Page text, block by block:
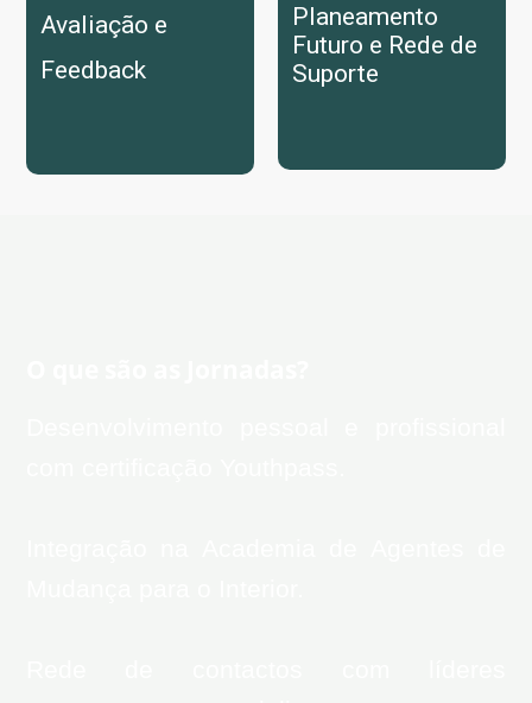
Avaliação e
Feedback
Planeamento
Futuro e Rede de
Suporte